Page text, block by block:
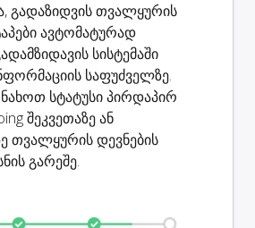
გადაზიდვის თვალყურის
ავტომატურად
სისტემაში
საფუძველზე.
სტატუსი პირდაპირ
შეკვეთაზე ან
თვალყურის დევნების
გარეშე.